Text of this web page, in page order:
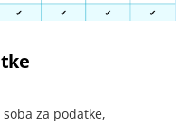
za podatke,